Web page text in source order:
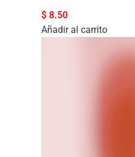
$8.50
Añadir al carrito